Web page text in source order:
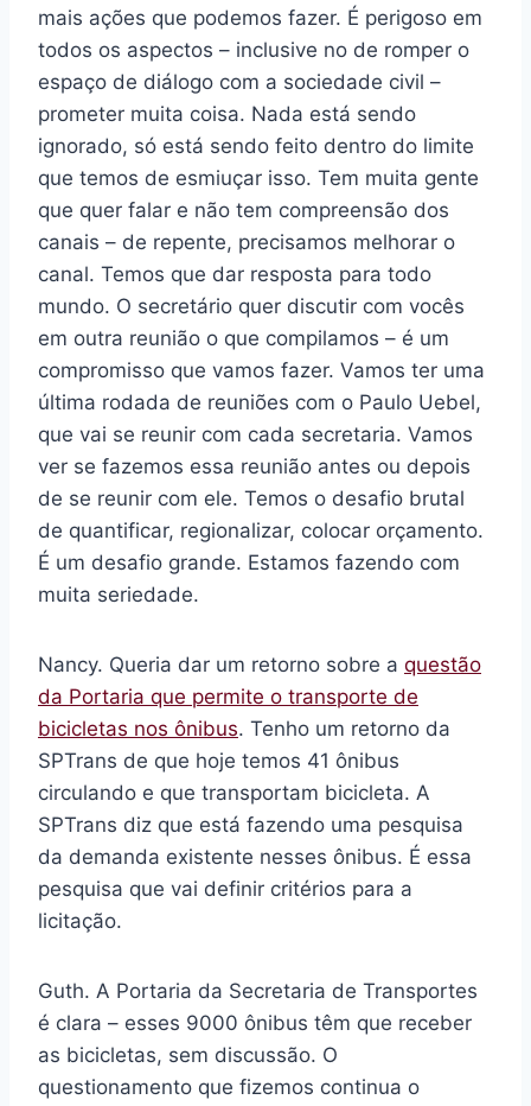
mais ações que podemos fazer. É perigoso em
todos os aspectos – inclusive no de romper o
espaço de diálogo com a sociedade civil –
prometer muita coisa. Nada está sendo
ignorado, só está sendo feito dentro do limite
que temos de esmiuçar isso. Tem muita gente
que quer falar e não tem compreensão dos
canais – de repente, precisamos melhorar o
canal. Temos que dar resposta para todo
mundo. O secretário quer discutir com vocês
em outra reunião o que compilamos – é um
compromisso que vamos fazer. Vamos ter uma
última rodada de reuniões com o Paulo Uebel,
que vai se reunir com cada secretaria. Vamos
ver se fazemos essa reunião antes ou depois
de se reunir com ele. Temos o desafio brutal
de quantificar, regionalizar, colocar orçamento.
É um desafio grande. Estamos fazendo com
muita seriedade.
Nancy. Queria dar um retorno sobre a questão
da Portaria que permite o transporte de
bicicletas nos ônibus. Tenho um retorno da
SPTrans de que hoje temos 41 ônibus
circulando e que transportam bicicleta. A
SPTrans diz que está fazendo uma pesquisa
da demanda existente nesses ônibus. É essa
pesquisa que vai definir critérios para a
licitação.
Guth. A Portaria da Secretaria de Transportes
é clara – esses 9000 ônibus têm que receber
as bicicletas, sem discussão. O
questionamento que fizemos continua o